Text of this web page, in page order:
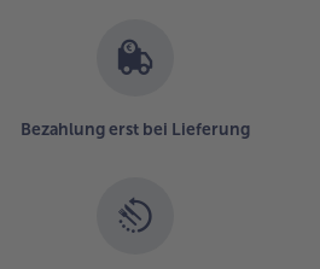
Bezahlung erst bei Lieferung